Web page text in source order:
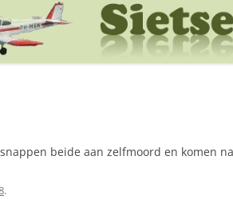
beide aan zelfmoord en komen
.